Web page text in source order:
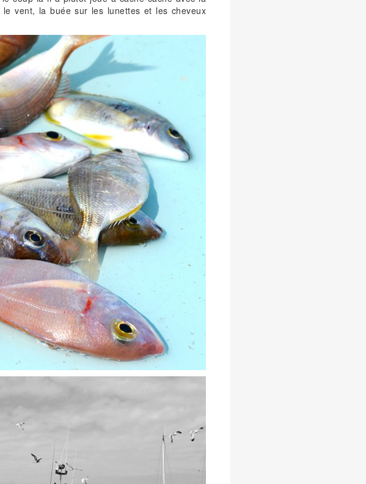
vent, la buée sur les lunettes et les cheveux